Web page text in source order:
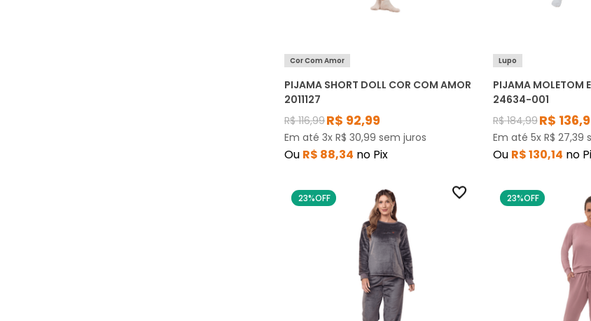
Cor Com Amor
PIJAMA SHORT DOLL COR COM AMOR
2011127
R$ 116,99R$ 92,99
Em até3xR$ 30,99 sem juros
Ou R$ 88,34 no Pix
Lupo
PIJAMA MOLETOM
24634-001
R$ 184,99R$ 136,
Em até 5x R$ 27,39
Ou R$130,14 no
23%OFF 23%OFF